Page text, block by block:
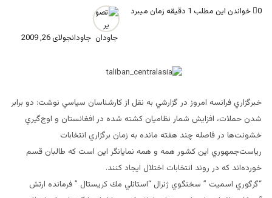
جاودانجولای 26, 2009
0 خواندن این مطلب 1 دقیقه زمان میبرد
خبرگزاري فرانسه امروز در گزارشي به نقل از كارشناسان سياسي نوشت: دو برابر
شدن حملات، افزايش شمار نظاميان كشته شده در افغانستان و اوج‌گيري
خشونت‌ها در فاصله چند هفته مانده به زمان برگزاري انتخابات
رياست‌جمهوري اين كشور همه و همه نمايانگر اين است كه طالبان قسم
خورده‌اند كه در روند انتخابات اختلال ايجاد كنند.
“گرگوري اسميت ” سخنگوي ژنرال “استانلي مك كريستال ” فرمانده ارتش